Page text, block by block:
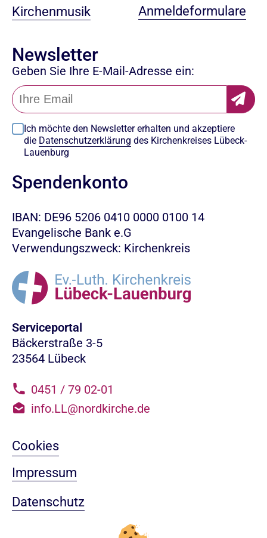
Kirchenmusik
Anmeldeformulare
Newsletter
Geben Sie Ihre E-Mail-Adresse ein:
Ich möchte den Newsletter erhalten und akzeptiere
die Datenschutzerklärung des Kirchenkreises Lübeck-
Lauenburg
Spendenkonto
IBAN: DE96 5206 0410 0000 0100 14
Evangelische Bank e.G
Verwendungszweck: Kirchenkreis
Serviceportal
Bäckerstraße 3-5
23564 Lübeck
0451 / 79 02-01
info.LL@nordkirche.de
Cookies
Impressum
Datenschutz